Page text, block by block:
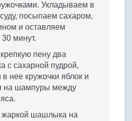
Укладываем в
посыпаем сахаром,
и оставляем
минут.
пену два
с сахарной пудрой,
нее кружочки яблок и
на шампуры между
жаркой шашлыка на